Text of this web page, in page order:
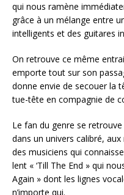
qui nous ramène
grâce à un mélange entre
intelligents et des guitares
On retrouve ce même
emporte tout sur son
donne envie de secouer la
tue-tête en compagnie de
Le fan du genre se
dans un univers calibré,
des musiciens qui
lent « ‘Till The End » qui
Again » dont les lignes
n’importe qui.